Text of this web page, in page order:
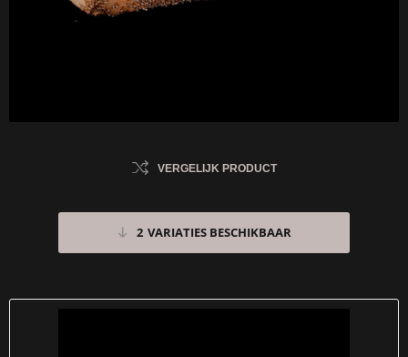
VERGELIJK PRODUCT
2 VARIATIES BESCHIKBAAR